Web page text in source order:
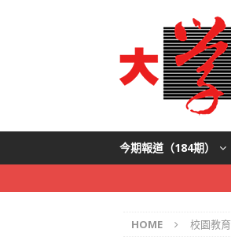
今期報道（184期）
HOME 校園教育